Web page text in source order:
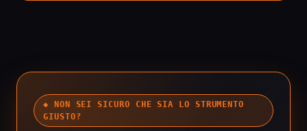
◆ NON SEI SICURO CHE SIA LO STRUMENTO
GIUSTO?